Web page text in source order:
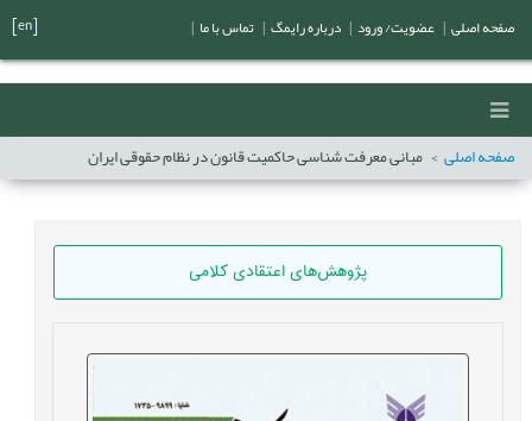
صفحه اصلی مبانی معرفت شناسی حاکمیت قانون در نظام حقوقی ایران
پژوهش‌های اعتقادی کلامی
صفحه اصلی عضویت/ ورود درباره رایمگ تماس با ما